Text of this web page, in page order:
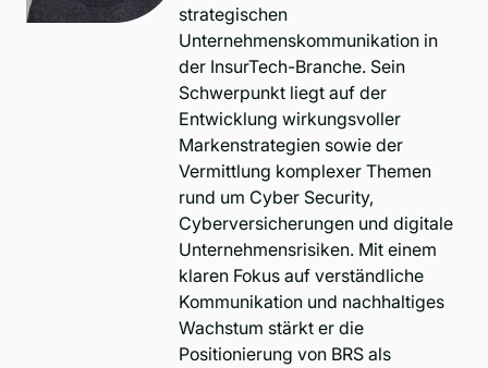
strategischen
Unternehmenskommunikation in
der InsurTech-Branche. Sein
Schwerpunkt liegt auf der
Entwicklung wirkungsvoller
Markenstrategien sowie der
Vermittlung komplexer Themen
rund um Cyber Security,
Cyberversicherungen und digitale
Unternehmensrisiken. Mit einem
klaren Fokus auf verständliche
Kommunikation und nachhaltiges
Wachstum stärkt er die
Positionierung von BRS als